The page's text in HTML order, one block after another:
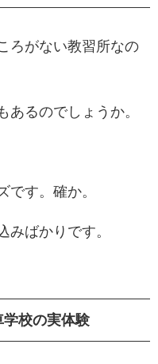
ろがない教習所なの
あるのでしょうか。
です。確か。
みばかりです。
学校の実体験